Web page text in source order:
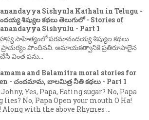
Sishyula Kathalu in Telugu -
శిష్యుల కథలు తెలుగులో - Stories of
Sishyulu - Part 1
హాస్య సాహిత్యంలో పరమానందయ్య శిష్యుల కథలు
పొందినవి. అమాయకత్వానికి ప్రతిరూపాలైన
వింత పను...
and Balamitra moral stories for
- చందమామ, బాలమిత్ర నీతి కథలు - Part 1
Yes, Papa, Eating sugar? No, Papa
No, Papa Open your mouth O Ha!
Along with the above Rhymes ...